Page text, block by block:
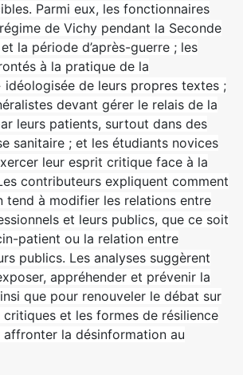
Parmi eux, les fonctionnaires
de Vichy pendant la Seconde
la période d’après-guerre ; les
à la pratique de la
idéologisée de leurs propres textes ;
devant gérer le relais de la
leurs patients, surtout dans des
sanitaire ; et les étudiants novices
leur esprit critique face à la
contributeurs expliquent comment
tend à modifier les relations entre
et leurs publics, que ce soit
patient ou la relation entre
publics. Les analyses suggèrent
appréhender et prévenir la
que pour renouveler le débat sur
critiques et les formes de résilience
affronter la désinformation au